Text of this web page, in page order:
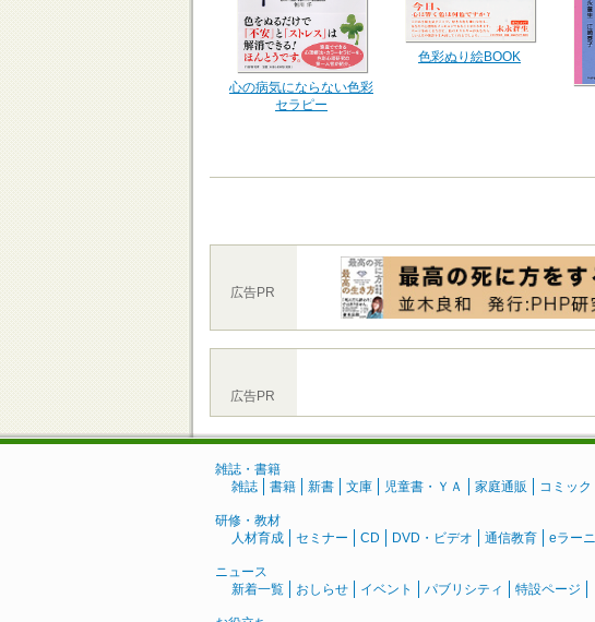
心の病気にならない色彩
セラピー
色彩ぬり絵BOOK
広告PR
広告PR
雑誌・書籍
雑誌
書籍 新書 文庫 児童書・ＹＡ 家庭通販 コミック
研修・教材
人材育成
セミナー CD DVD・ビデオ 通信教育 eラー
ニュース
新着一覧
おしらせ イベント パブリシティ 特設ページ